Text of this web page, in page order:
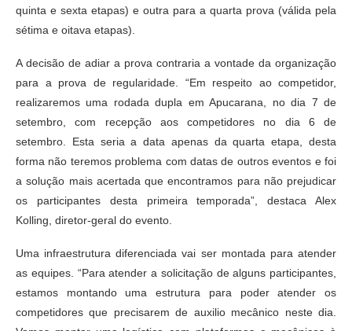
quinta e sexta etapas) e outra para a quarta prova (válida pela
sétima e oitava etapas).
A decisão de adiar a prova contraria a vontade da organização
para a prova de regularidade. “Em respeito ao competidor,
realizaremos uma rodada dupla em Apucarana, no dia 7 de
setembro, com recepção aos competidores no dia 6 de
setembro. Esta seria a data apenas da quarta etapa, desta
forma não teremos problema com datas de outros eventos e foi
a solução mais acertada que encontramos para não prejudicar
os participantes desta primeira temporada”, destaca Alex
Kolling, diretor-geral do evento.
Uma infraestrutura diferenciada vai ser montada para atender
as equipes. “Para atender a solicitação de alguns participantes,
estamos montando uma estrutura para poder atender os
competidores que precisarem de auxilio mecânico neste dia.